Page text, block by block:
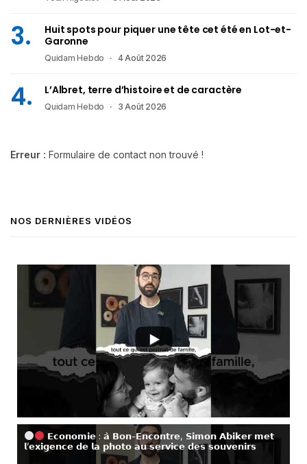
Huit spots pour piquer une tête cet été en Lot-et-
Garonne
Quidam Hebdo 4 Août 2026
L’Albret, terre d’histoire et de caractère
Quidam Hebdo 3 Août 2026
Erreur : Formulaire de contact non trouvé !
NOS DERNIÈRES VIDÉOS
𝗘𝗰𝗼𝗻𝗼𝗺𝗶𝗲 : 𝗮̀ 𝗕𝗼𝗻-𝗘𝗻𝗰𝗼𝗻𝘁𝗿𝗲, 𝗦𝗶𝗺𝗼𝗻 𝗔𝗯𝗶𝗸𝗲𝗿 𝗺𝗲𝘁
𝗹’𝗲𝘅𝗶𝗴𝗲𝗻𝗰𝗲 𝗱𝗲 𝗹𝗮 𝗽𝗵𝗼𝘁𝗼 𝗮𝘂 𝘀𝗲𝗿𝘃𝗶𝗰𝗲 𝗱𝗲𝘀 𝘀𝗼𝘂𝘃𝗲𝗻𝗶𝗿𝘀